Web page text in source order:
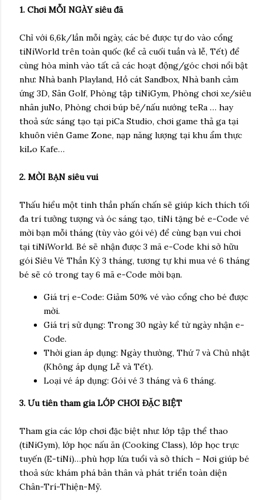
1. Chơi MỖI NGÀY siêu đã
Chỉ với 6,6k/lần mỗi ngày, các bé được tự do vào cổng
tiNiWorld trên toàn quốc (kể cả cuối tuần và lễ, Tết) để
cùng hòa mình vào tất cả các hoạt động/góc chơi nổi bật
như: Nhà banh Playland, Hồ cát Sandbox, Nhà banh cảm
ứng 3D, Sân Golf, Phòng tập tiNiGym, Phòng chơi xe/siêu
nhân juNo, Phòng chơi búp bê/nấu nướng teRa … hay
thoả sức sáng tạo tại piCa Studio, chơi game thả ga tại
khuôn viên Game Zone, nạp năng lượng tại khu ẩm thực
kiLo Kafe…
2. MỜI BẠN siêu vui
Thấu hiểu một tinh thần phấn chấn sẽ giúp kích thích tối
đa trí tưởng tượng và óc sáng tạo, tiNi tặng bé e-Code vé
mời bạn mỗi tháng (tùy vào gói vé) để cùng bạn vui chơi
tại tiNiWorld. Bé sẽ nhận được 3 mã e-Code khi sở hữu
gói Siêu Vé Thần Kỳ 3 tháng, tương tự khi mua vé 6 tháng
bé sẽ có trong tay 6 mã e-Code mời bạn.
Giá trị e-Code: Giảm 50% vé vào cổng cho bé được
mời.
Giá trị sử dụng: Trong 30 ngày kể từ ngày nhận e-
Code.
Thời gian áp dụng: Ngày thường, Thứ 7 và Chủ nhật
(Không áp dụng Lễ và Tết).
Loại vé áp dụng: Gói vé 3 tháng và 6 tháng.
3. Ưu tiên tham gia LỚP CHƠI ĐẶC BIỆT
Tham gia các lớp chơi đặc biệt như: lớp tập thể thao
(tiNiGym), lớp học nấu ăn (Cooking Class), lớp học trực
tuyến (E-tiNi)…phù hợp lứa tuổi và sở thích – Nơi giúp bé
thoả sức khám phá bản thân và phát triển toàn diện
Chân-Trí-Thiện-Mỹ.